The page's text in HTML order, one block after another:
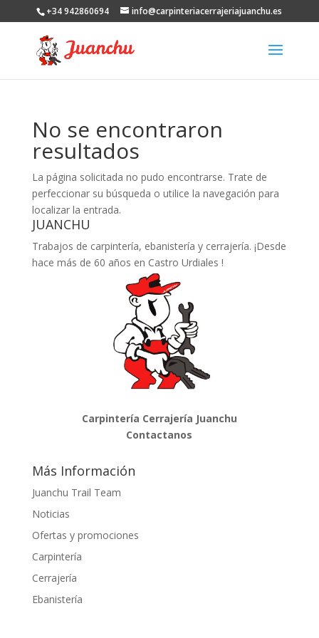
+34 942860694 info@carpinteriacerrajeriajuanchu.es
No se encontraron
resultados
La página solicitada no pudo encontrarse. Trate de
perfeccionar su búsqueda o utilice la navegación para
localizar la entrada.
JUANCHU
Trabajos de carpintería, ebanistería y cerrajería. ¡Desde
hace más de 60 años en Castro Urdiales !
Carpintería Cerrajería Juanchu
Contactanos
Más Información
Juanchu Trail Team
Noticias
Ofertas y promociones
Carpintería
Cerrajería
Ebanistería